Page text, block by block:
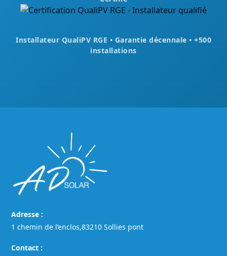
Installateur QualiPV RGE • Garantie décennale • +500
installations
Adresse :
1 chemin de l’enclos,83210 Sollies pont
Contact :